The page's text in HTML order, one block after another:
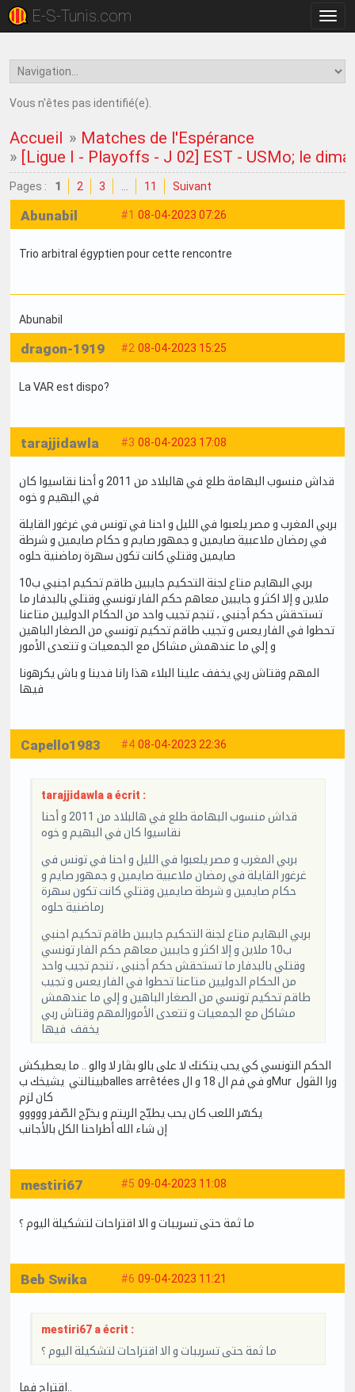
la
E-S-Tunis.com
Vous n'êtes pas identifié(e).
Accueil » Matches de l'Espérance
» [Ligue I - Playoffs - J 02] EST - USMo; le
Pages : 1 2 3 11 Suivant
#1 08-04-2023 07:26
Abunabil
Trio arbitral égyptien pour cette rencontre
Abunabil
#2 08-04-2023 15:25
dragon-1919
La VAR est dispo?
#3 08-04-2023 17:08
tarajjidawla
قداش منسوب البهامة طلع في هالبلاد من 2011 و أحنا نقاسيوا كان
في البهيم و خوه
بربي المغرب و مصر يلعبوا في الليل و احنا في تونس في غرغور القايلة
في رمضان ملاعبية صايمين و جمهور صايم و حكام صايمين و شرطة
صايمين وقتلي كانت تكون سهرة رماضنية حلوه
بربي البهايم متاع لجنة التحكيم جايبين طاقم تحكيم اجنبي ب10
ملاين و إلا اكثر و جايبين معاهم حكم الفار تونسي وقتلي بالبدفار ما
تستحقش حكم أجنبي ، تنجم تجيب واحد من الحكام الدوليين متاعنا
تحطوا في الفار يعس و تجيب طاقم تحكيم تونسي من الصغار الباهين
و إلي ما عندهمش مشاكل مع الجمعيات و تتعدى الأمور
المهم وقتاش ربي يخفف علينا البلاء هذا رانا فدينا و باش يكرهونا
فيها
#4 08-04-2023 22:36
Capello1983
tarajjidawla a écrit :
قداش منسوب البهامة طلع في هالبلاد من 2011 و أحنا
نقاسيوا كان في البهيم و خوه
بربي المغرب و مصر يلعبوا في الليل و احنا في تونس في
غرغور القايلة في رمضان ملاعبية صايمين و جمهور صايم و
حكام صايمين و شرطة صايمين وقتلي كانت تكون سهرة
رماضنية حلوه
بربي البهايم متاع لجنة التحكيم جايبين طاقم تحكيم اجنبي
ب10 ملاين و إلا اكثر و جايبين معاهم حكم الفار تونسي
وقتلي بالبدفار ما تستحقش حكم أجنبي ، تنجم تجيب واحد
من الحكام الدوليين متاعنا تحطوا في الفار يعس و تجيب
طاقم تحكيم تونسي من الصغار الباهين و إلي ما عندهمش
مشاكل مع الجمعيات و تتعدى الأمورالمهم وقتاش ربي
يخفف فيها
الحكم التونسي كي يحب يتكتك لا على بالو بڤار لا والو .. ما يعطيكش
بينالتي يشيخك بballes arrêtées و في فم ال 18 و الMur ورا الڤول
كان لزم
يكسّر اللعب كان يحب يطيّح الريتم و يخرّج الصّفر ووووو
إن شاء الله أطراحنا الكل بالأجانب
#5 09-04-2023 11:08
mestiri67
ما ثمة حتى تسريبات و الا اقتراحات لتشكيلة اليوم ؟
#6 09-04-2023 11:21
Beb Swika
mestiri67 a écrit :
ما ثمة حتى تسريبات و الا اقتراحات لتشكيلة اليوم ؟